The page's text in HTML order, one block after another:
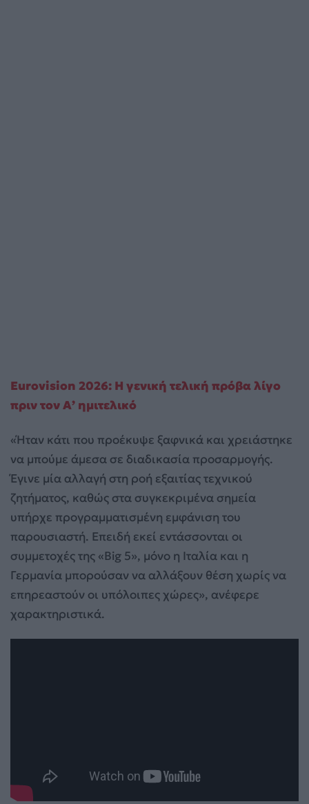
Eurovision 2026: Η γενική τελική πρόβα λίγο
πριν τον Α’ ημιτελικό
«Ήταν κάτι που προέκυψε ξαφνικά και χρειάστηκε
να μπούμε άμεσα σε διαδικασία προσαρμογής.
Έγινε μία αλλαγή στη ροή εξαιτίας τεχνικού
ζητήματος, καθώς στα συγκεκριμένα σημεία
υπήρχε προγραμματισμένη εμφάνιση του
παρουσιαστή. Επειδή εκεί εντάσσονται οι
συμμετοχές της «Big 5», μόνο η Ιταλία και η
Γερμανία μπορούσαν να αλλάξουν θέση χωρίς να
επηρεαστούν οι υπόλοιπες χώρες», ανέφερε
χαρακτηριστικά.